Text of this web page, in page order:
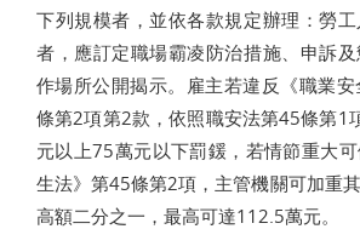
下列規模者，並依各款規定辦理：勞
者，應訂定職場霸凌防治措施、申訴
作場所公開揭示。雇主若違反《職業
條第2項第2款，依照職安法第45條第1
元以上75萬元以下罰鍰，若情節重大
生法》第45條第2項，主管機關可加重
高額二分之一，最高可達112.5萬元。